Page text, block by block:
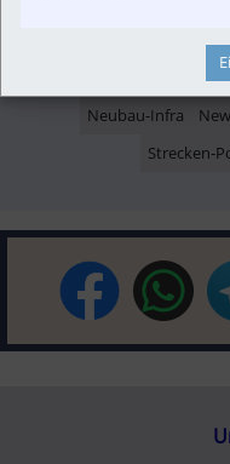
Neubau-Infra
Strecken-